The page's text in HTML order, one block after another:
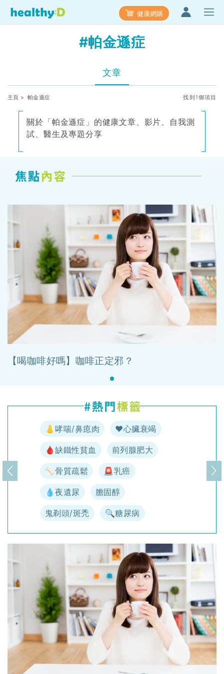
健康網購
#帕金遜症
文章
主頁 > 帕金遜症 找到1個項目
關於「帕金遜症」的健康文章、影片、自我測
試、醫生及專題分享
【喝咖啡好嗎】咖啡正定邪？
👃哮喘/鼻瘜肉 ♥️心臟衰竭
🩸缺鐵性貧血 前列腺肥大
🦴骨質疏鬆 🚨乳癌
💧夜遺尿 膽固醇
鬼剃頭/斑禿 🔍糖尿病
上一頁 下